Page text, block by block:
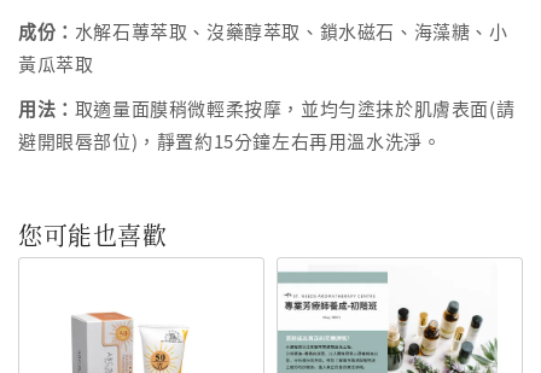
成份： 水解石蓴萃取、沒藥醇萃取、鎖水磁石、海藻糖、小
黃瓜萃取
用法： 取適量面膜稍微輕柔按摩，並均勻塗抹於肌膚表面(請
避開眼唇部位)，靜置約15分鐘左右再用溫水洗淨。
您可能也喜歡